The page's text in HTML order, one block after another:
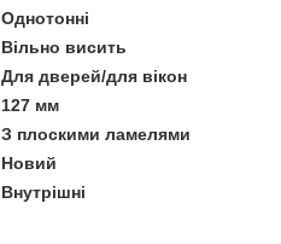
Однотонні
Вільно висить
Для дверей/для вікон
127 мм
З плоскими ламелями
Новий
Внутрішні